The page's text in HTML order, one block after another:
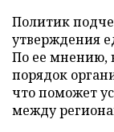
Политик
утверждения
По ее мнению,
порядок
что поможет
между